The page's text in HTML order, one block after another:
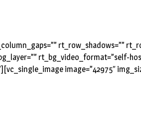
rt_row_shadows=””
rt_bg_video_format=”self-
image=”42975″